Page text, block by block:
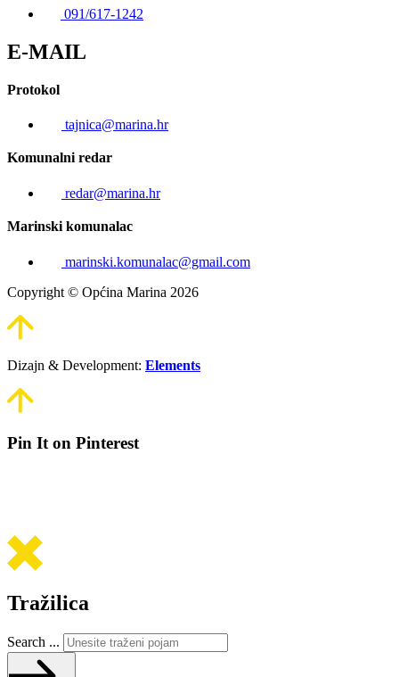
091/617-1242
E-MAIL
Protokol
tajnica@marina.hr
Komunalni redar
redar@marina.hr
Marinski komunalac
marinski.komunalac@gmail.com
Copyright © Općina Marina 2026
Dizajn & Development: Elements
Pin It on Pinterest
Tražilica
Search ...